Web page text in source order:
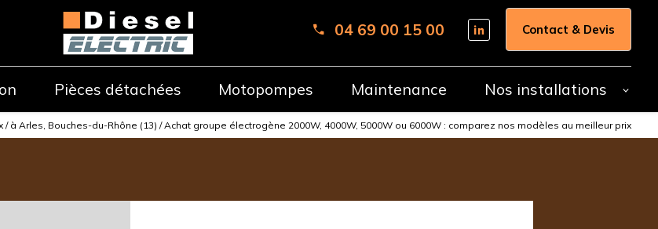
04 69 00 15 00 Contact & Devis
Pièces détachées Motopompes Maintenance Nos installations
à Arles, Bouches-du-Rhône (13) / Achat groupe électrogène 2000W, 4000W, 5000W ou 6000W : comparez nos modèles au meilleur prix